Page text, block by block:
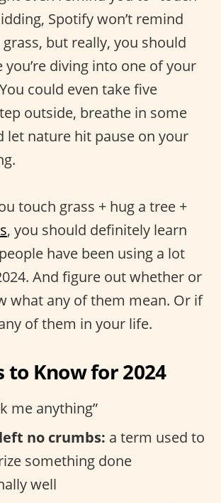
Spotify won’t remind
but really, you should
diving into one of your
could even take five
outside, breathe in some
let nature hit pause on your
touch grass + hug a tree +
, you should definitely learn
have been using a lot
And figure out whether or
what any of them mean. Or if
of them in your life.
to Know for 2024
me anything”
no crumbs: a term used to
something done
well